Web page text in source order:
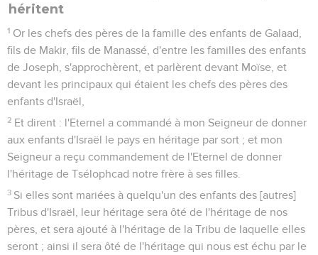
héritent
1 Or les chefs des pères de la famille des enfants de Galaad,
fils de Makir, fils de Manassé, d'entre les familles des enfants
de Joseph, s'approchèrent, et parlèrent devant Moïse, et
devant les principaux qui étaient les chefs des pères des
enfants d'Israël,
2 Et dirent : l'Eternel a commandé à mon Seigneur de donner
aux enfants d'Israël le pays en héritage par sort ; et mon
Seigneur a reçu commandement de l'Eternel de donner
l'héritage de Tsélophcad notre frère à ses filles.
3 Si elles sont mariées à quelqu'un des enfants des [autres]
Tribus d'Israël, leur héritage sera ôté de l'héritage de nos
pères, et sera ajouté à l'héritage de la Tribu de laquelle elles
seront ; ainsi il sera ôté de l'héritage qui nous est échu par le